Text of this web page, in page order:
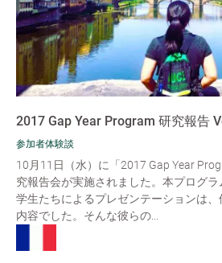
2017 Gap Year Program 研究報告
参加者体験談
10月11日（水）に「2017 Gap Year
究報告会が実施されました。本プログ
学生たちによるプレゼンテーションは
内容でした。そんな彼らの...